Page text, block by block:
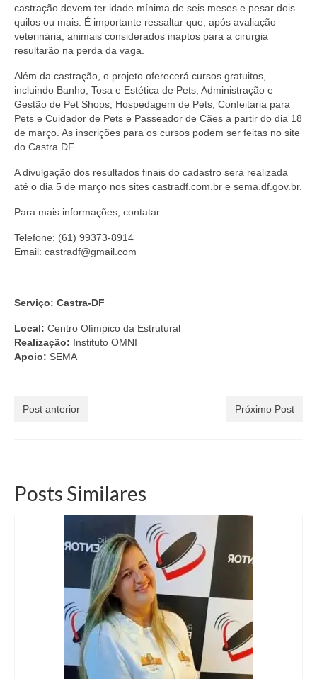
castração devem ter idade mínima de seis meses e pesar dois
quilos ou mais. É importante ressaltar que, após avaliação
veterinária, animais considerados inaptos para a cirurgia
resultarão na perda da vaga.
Além da castração, o projeto oferecerá cursos gratuitos,
incluindo Banho, Tosa e Estética de Pets, Administração e
Gestão de Pet Shops, Hospedagem de Pets, Confeitaria para
Pets e Cuidador de Pets e Passeador de Cães a partir do dia 18
de março. As inscrições para os cursos podem ser feitas no site
do Castra DF.
A divulgação dos resultados finais do cadastro será realizada
até o dia 5 de março nos sites castradf.com.br e sema.df.gov.br.
Para mais informações, contatar:
Telefone: (61) 99373-8914
Email: castradf@gmail.com
Serviço: Castra-DF
Local: Centro Olímpico da Estrutural
Realização: Instituto OMNI
Apoio: SEMA
Post anterior Próximo Post
Posts Similares